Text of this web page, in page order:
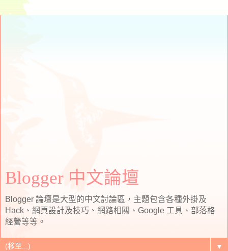
Blogger 中文論壇
Blogger 論壇是大型的中文討論區，主題包含各種外掛及
Hack、網頁設計及技巧、網路相關、Google 工具、部落格
經營等等。
▼